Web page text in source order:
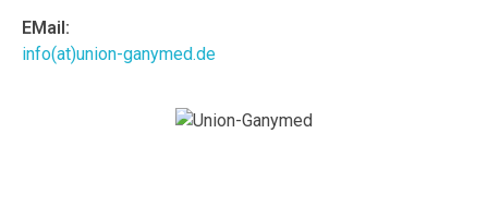
EMail:
info(at)union-ganymed.de